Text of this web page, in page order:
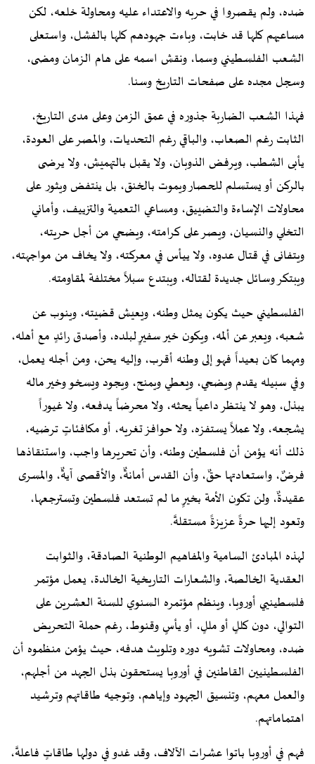
ضده، ولم يقصروا في حربه والاعتداء عليه ومحاولة خلعه، لكن
مساعيهم كلها قد خابت، وباءت جهودهم كلها بالفشل، واستعلى
الشعب الفلسطيني وسما، ونقش اسمه على هام الزمان ومضى،
وسجل مجده على صفحات التاريخ وسنا.
فهذا الشعب الضاربة جذوره في عمق الزمن وعلى مدى التاريخ،
الثابت رغم الصعاب، والباقي رغم التحديات، والمصر على العودة،
يأبى الشطب، ويرفض الذوبان، ولا يقبل بالتهميش، ولا يرضى
بالركن أو يستسلم للحصار ويموت بالخنق، بل ينتفض ويثور على
محاولات الإساءة والتضييق، ومساعي التعمية والتزييف، وأماني
التخلي والنسيان، ويصر على كرامته، ويضحي من أجل حريته،
ويتفانى في قتال عدوه، ولا ييأس في معركته، ولا يخاف من مواجهته،
ويبتكر وسائل جديدة لقتاله، ويبتدع سبلاً مختلفة لمقاومته.
الفلسطيني حيث يكون يمثل وطنه، ويعيش قضيته، وينوب عن
شعبه، ويعبر عن ألمه، ويكون خير سفيرٍ لبلده، وأصدق رائدٍ مع أهله،
ومهما كان بعيداً فهو إلى وطنه أقرب، وإليه يحن، ومن أجله يعمل،
وفي سبيله يقدم ويضحي، ويعطي ويمنح، ويجود ويسخو وخير ماله
يبذل، وهو لا ينتظر داعياً يحثه، ولا محرضاً يدفعه، ولا غيوراً
يشجعه، ولا عملاً يستفزه، ولا حوافز تغريه، أو مكافئاتٍ ترضيه،
ذلك أنه يؤمن أن فلسطين وطنه، وأن تحريرها واجب، واستنقاذها
فرضٌ، واستعادتها حقٌ، وأن القدس أمانةٌ، والأقصى آيةٌ، والمسرى
عقيدةٌ، ولن تكون الأمة بخيرٍ ما لم تستعد فلسطين وتسترجعها،
وتعود إليها حرةً عزيزةً مستقلةً.
لهذه المبادئ السامية والمفاهيم الوطنية الصادقة، والثوابت
العقدية الخالصة، والشعارات التاريخية الخالدة، يعمل مؤتمر
فلسطينيي أوروبا، وينظم مؤتمره السنوي للسنة العشرين على
التوالي، دون كللٍ أو مللٍ، أو يأسٍ وقنوط، رغم حملة التحريض
ضده، ومحاولات تشويه دوره وتلويث هدفه، حيث يؤمن منظموه أن
الفلسطينيين القاطنين في أوروبا يستحقون بذل الجهد من أجلهم،
والعمل معهم، وتنسيق الجهود وإياهم، وتوجيه طاقاتهم وترشيد
اهتماماتهم.
فهم في أوروبا باتوا عشرات الآلاف، وقد غدو في دولها طاقاتٍ فاعلةً،